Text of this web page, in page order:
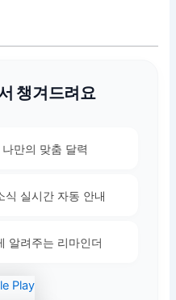
챙겨드려요
만의 맞춤 달력
식 실시간 자동 안내
알려주는 리마인더